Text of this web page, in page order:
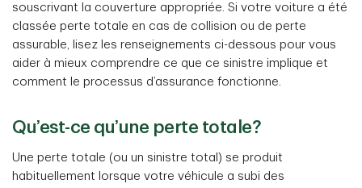
souscrivant la couverture appropriée. Si votre voiture a été
classée perte totale en cas de collision ou de perte
assurable, lisez les renseignements ci-dessous pour vous
aider à mieux comprendre ce que ce sinistre implique et
comment le processus d’assurance fonctionne.
Qu’est-ce qu’une perte totale?
Une perte totale (ou un sinistre total) se produit
habituellement lorsque votre véhicule a subi des